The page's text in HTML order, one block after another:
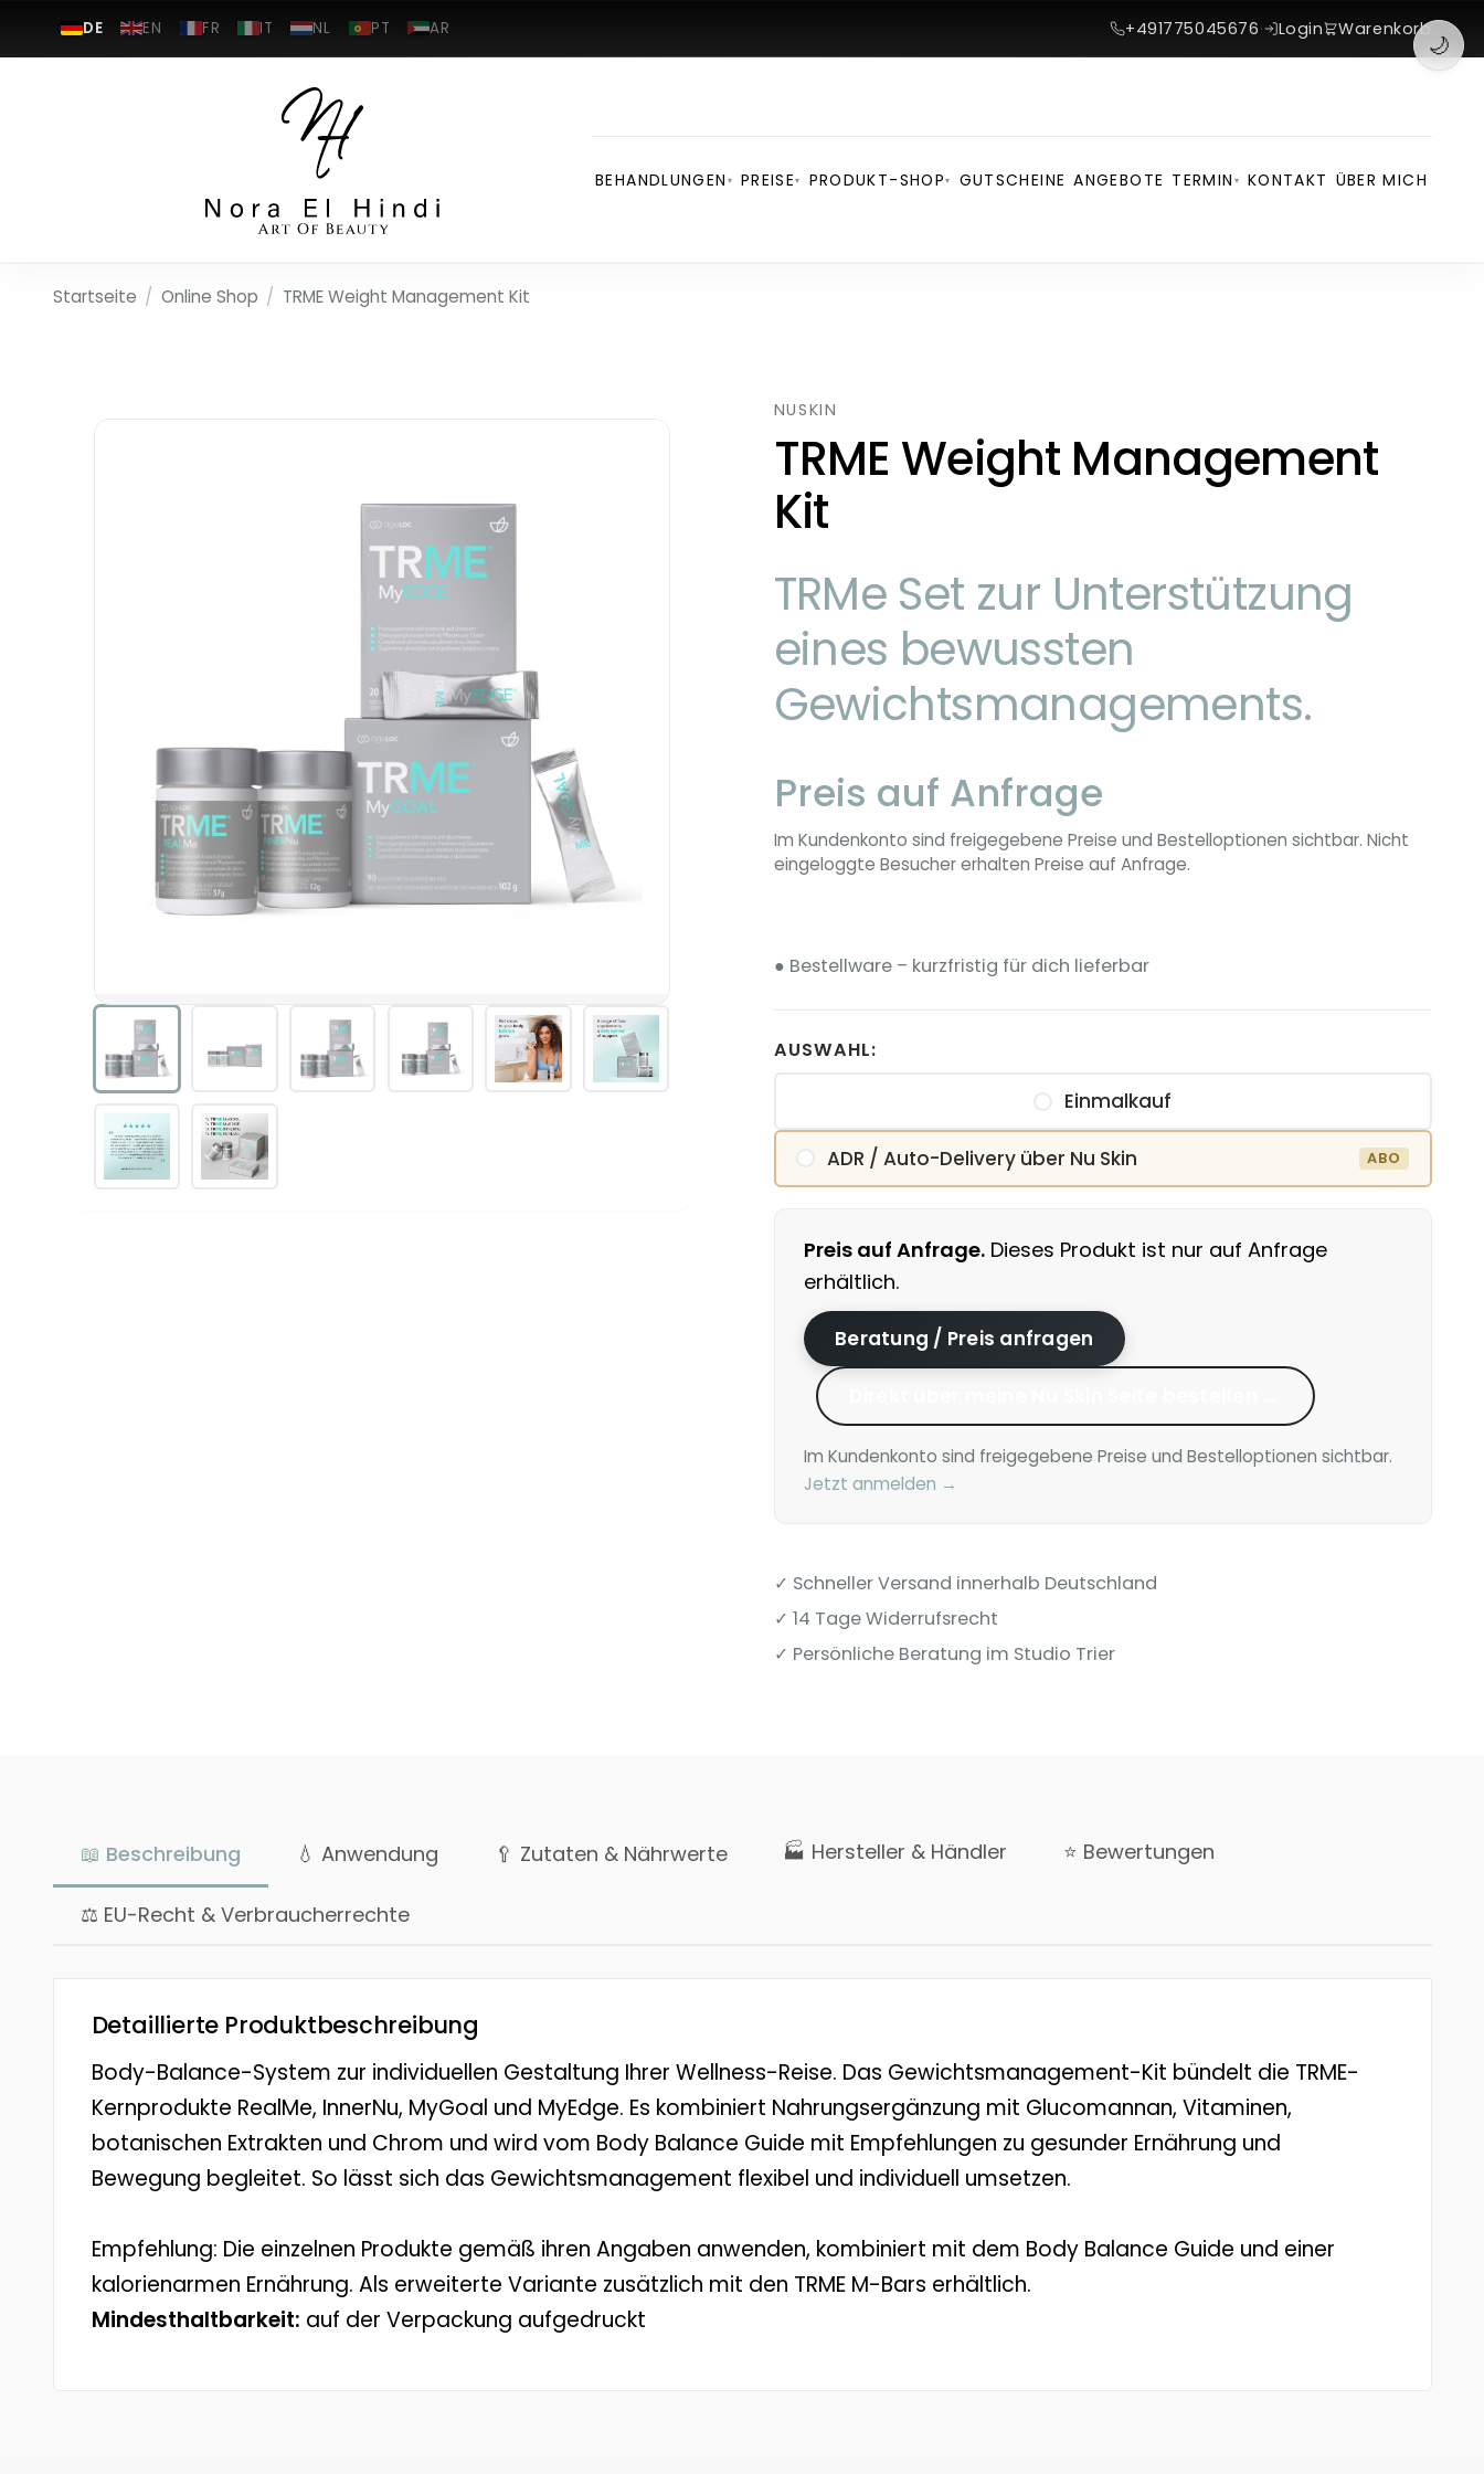
DE EN FR IT NL PT AR +491775045676· Login Warenkorb
BEHANDLUNGEN ▾ PREISE▾ PRODUKT-SHOP▾ GUTSCHEINE ANGEBOTE TERMIN ▾ KONTAKT ÜBER MICH
Startseite / Online Shop / TRME Weight Management Kit
NUSKIN
TRME Weight Management
Kit
TRMe Set zur Unterstützung
eines bewussten
Gewichtsmanagements.
Preis auf Anfrage
Im Kundenkonto sind freigegebene Preise und Bestelloptionen sichtbar. Nicht
eingeloggte Besucher erhalten Preise auf Anfrage.
● Bestellware – kurzfristig für dich lieferbar
AUSWAHL:
Einmalkauf
ADR / Auto-Delivery über Nu Skin
Preis auf Anfrage. Dieses Produkt ist nur auf Anfrage
erhältlich.
Beratung / Preis anfragen
Im Kundenkonto sind freigegebene Preise und Bestelloptionen sichtbar.
Jetzt anmelden →
✓ Schneller Versand innerhalb Deutschland
✓ 14 Tage Widerrufsrecht
✓ Persönliche Beratung im Studio Trier
📖 Beschreibung 💧 Anwendung 🥄 Zutaten & Nährwerte 🏭 Hersteller & Händler ⭐ Bewertungen
⚖ EU-Recht & Verbraucherrechte
Detaillierte Produktbeschreibung
Body-Balance-System zur individuellen Gestaltung Ihrer Wellness-Reise. Das Gewichtsmanagement-Kit bündelt die TRME-
Kernprodukte RealMe, InnerNu, MyGoal und MyEdge. Es kombiniert Nahrungsergänzung mit Glucomannan, Vitaminen,
botanischen Extrakten und Chrom und wird vom Body Balance Guide mit Empfehlungen zu gesunder Ernährung und
Bewegung begleitet. So lässt sich das Gewichtsmanagement flexibel und individuell umsetzen.
Empfehlung: Die einzelnen Produkte gemäß ihren Angaben anwenden, kombiniert mit dem Body Balance Guide und einer
kalorienarmen Ernährung. Als erweiterte Variante zusätzlich mit den TRME M-Bars erhältlich.
Mindesthaltbarkeit: auf der Verpackung aufgedruckt
🌙